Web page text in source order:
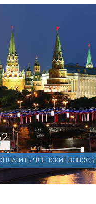
ЧЛЕНСКИЕ ВЗНОСЫ